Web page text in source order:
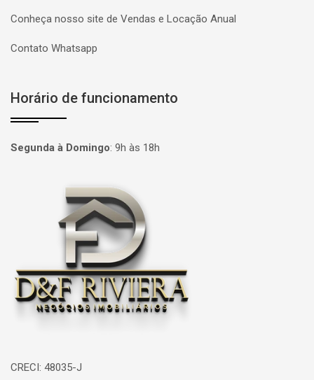
Conheça nosso site de Vendas e Locação Anual
Contato Whatsapp
Horário de funcionamento
Segunda à Domingo: 9h às 18h
Página inicial
CRECI: 48035-J